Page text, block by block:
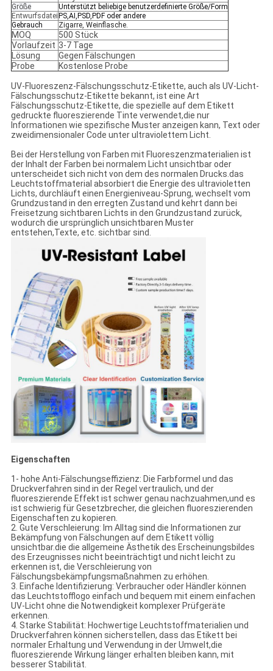
Größe
Unterstützt beliebige benutzerdefinierte Größe/Form
Entwurfsdatei PS,AI,PSD,PDF oder andere
Gebrauch
Zigarre, Weinflasche.
MOQ
500 Stück
Vorlaufzeit 3-7 Tage
Lösung
Gegen Fälschungen
Probe
Kostenlose Probe
UV-Fluoreszenz-Fälschungsschutz-Etikette, auch als UV-Licht-
Fälschungsschutz-Etikette bekannt, ist eine Art
Fälschungsschutz-Etikette, die spezielle auf dem Etikett
gedruckte fluoreszierende Tinte verwendet,die nur
Informationen wie spezifische Muster anzeigen kann, Text oder
zweidimensionaler Code unter ultraviolettem Licht.
Bei der Herstellung von Farben mit Fluoreszenzmaterialien ist
der Inhalt der Farben bei normalem Licht unsichtbar oder
unterscheidet sich nicht von dem des normalen Drucks.das
Leuchtstoffmaterial absorbiert die Energie des ultravioletten
Lichts, durchläuft einen Energieniveau-Sprung, wechselt vom
Grundzustand in den erregten Zustand und kehrt dann bei
Freisetzung sichtbaren Lichts in den Grundzustand zurück,
wodurch die ursprünglich unsichtbaren Muster
entstehen,Texte, etc. sichtbar sind.
Eigenschaften
1- hohe Anti-Fälschungseffizienz: Die Farbformel und das
Druckverfahren sind in der Regel vertraulich, und der
fluoreszierende Effekt ist schwer genau nachzuahmen,und es
ist schwierig für Gesetzbrecher, die gleichen fluoreszierenden
Eigenschaften zu kopieren.
2. Gute Verschleierung: Im Alltag sind die Informationen zur
Bekämpfung von Fälschungen auf dem Etikett völlig
unsichtbar.die die allgemeine Ästhetik des Erscheinungsbildes
des Erzeugnisses nicht beeinträchtigt und nicht leicht zu
erkennen ist, die Verschleierung von
Fälschungsbekämpfungsmaßnahmen zu erhöhen.
3. Einfache Identifizierung: Verbraucher oder Händler können
das Leuchtstofflogo einfach und bequem mit einem einfachen
UV-Licht ohne die Notwendigkeit komplexer Prüfgeräte
erkennen.
4. Starke Stabilität: Hochwertige Leuchtstoffmaterialien und
Druckverfahren können sicherstellen, dass das Etikett bei
normaler Erhaltung und Verwendung in der Umwelt,die
fluoreszierende Wirkung länger erhalten bleiben kann, mit
besserer Stabilität.